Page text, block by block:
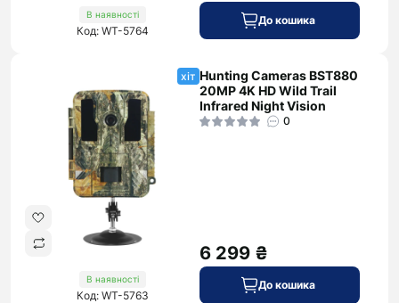
В наявності
Код: WT-5764
До кошика
хіт
В наявності
Код: WT-5763
Hunting Cameras BST880
20MP 4K HD Wild Trail
Infrared Night Vision
0
6 299 ₴
До кошика